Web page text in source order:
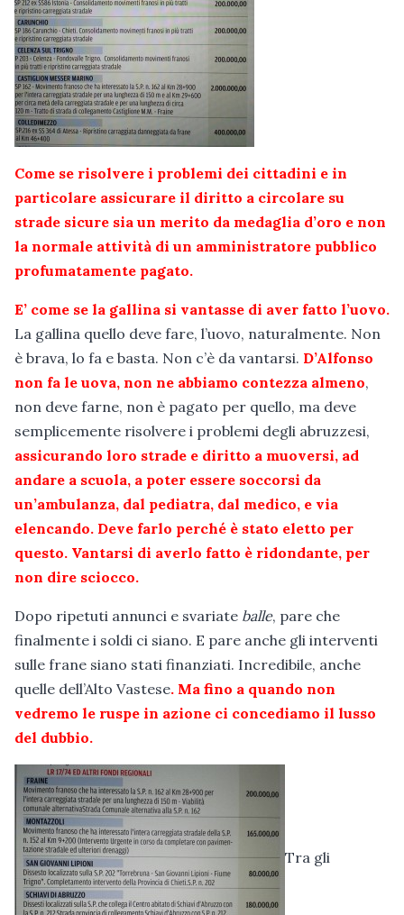
Come se risolvere i problemi dei cittadini e in
particolare assicurare il diritto a circolare su
strade sicure sia un merito da medaglia d’oro e non
la normale attività di un amministratore pubblico
profumatamente pagato.
E’ come se la gallina si vantasse di aver fatto l’uovo.
La gallina quello deve fare, l’uovo, naturalmente. Non
è brava, lo fa e basta. Non c’è da vantarsi. D’Alfonso
non fa le uova, non ne abbiamo contezza almeno,
non deve farne, non è pagato per quello, ma deve
semplicemente risolvere i problemi degli abruzzesi,
assicurando loro strade e diritto a muoversi, ad
andare a scuola, a poter essere soccorsi da
un’ambulanza, dal pediatra, dal medico, e via
elencando. Deve farlo perché è stato eletto per
questo. Vantarsi di averlo fatto è ridondante, per
non dire sciocco.
Dopo ripetuti annunci e svariate balle, pare che
finalmente i soldi ci siano. E pare anche gli interventi
sulle frane siano stati finanziati. Incredibile, anche
quelle dell’Alto Vastese. Ma fino a quando non
vedremo le ruspe in azione ci concediamo il lusso
del dubbio.
Tra gli